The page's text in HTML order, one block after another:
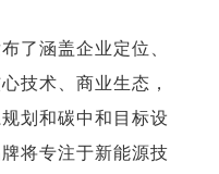
了涵盖企业定位、
技术、商业生态，
划和碳中和目标设
将专注于新能源技